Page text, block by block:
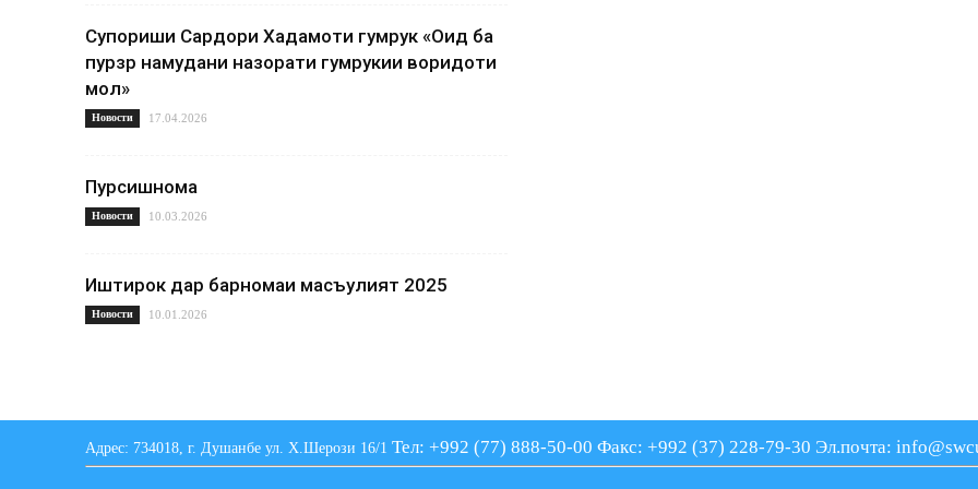
Супориши Сардори Хадамоти гумрук «Оид ба
пурзӯр намудани назорати гумрукии воридоти
мол»
Новости 17.04.2026
Пурсишнома
Новости 10.03.2026
Иштирок дар барномаи масъулият 2025
Новости 10.01.2026
Адрес: 734018, г. Душанбе ул. Х.Шерози 16/1 Тел: +992 (77) 888-50-00 Факс: +992 (37) 228-79-30 Эл.почта: